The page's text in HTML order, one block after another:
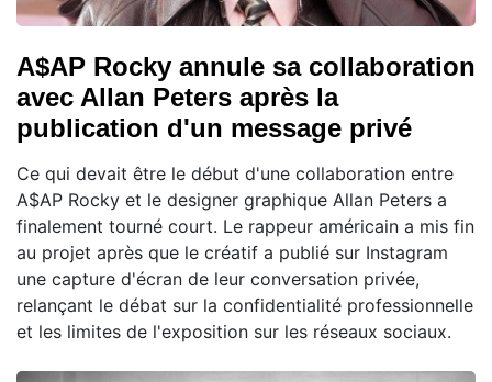
A$AP Rocky annule sa collaboration
avec Allan Peters après la
publication d'un message privé
Ce qui devait être le début d'une collaboration entre
A$AP Rocky et le designer graphique Allan Peters a
finalement tourné court. Le rappeur américain a mis fin
au projet après que le créatif a publié sur Instagram
une capture d'écran de leur conversation privée,
relançant le débat sur la confidentialité professionnelle
et les limites de l'exposition sur les réseaux sociaux.